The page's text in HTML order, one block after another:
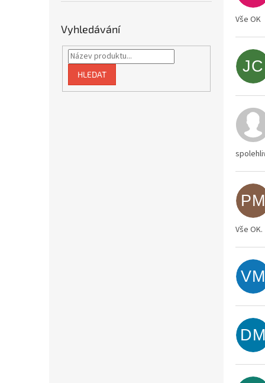
Vyhledávání
HLEDAT
Vše OK
JC
PM
Vše OK.
VM
DM